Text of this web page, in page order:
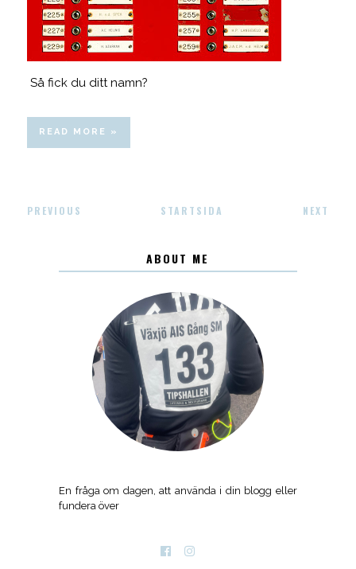
Så fick du ditt namn?
READ MORE »
PREVIOUS STARTSIDA NEXT
ABOUT ME
En fråga om dagen, att använda i din blogg eller
fundera över